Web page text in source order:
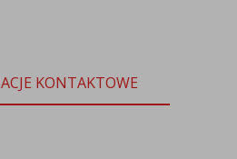
KONTAKTOWE